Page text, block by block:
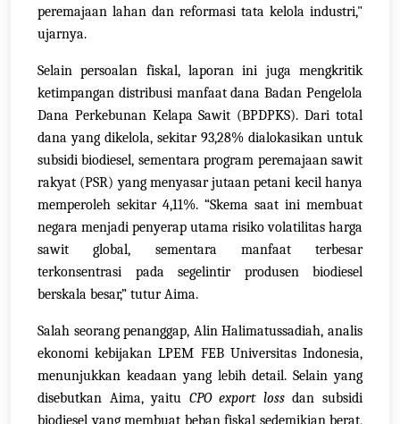
peremajaan lahan dan reformasi tata kelola industri,"
ujarnya.
Selain persoalan fiskal, laporan ini juga mengkritik
ketimpangan distribusi manfaat dana Badan Pengelola
Dana Perkebunan Kelapa Sawit (BPDPKS). Dari total
dana yang dikelola, sekitar 93,28% dialokasikan untuk
subsidi biodiesel, sementara program peremajaan sawit
rakyat (PSR) yang menyasar jutaan petani kecil hanya
memperoleh sekitar 4,11%. “Skema saat ini membuat
negara menjadi penyerap utama risiko volatilitas harga
sawit global, sementara manfaat terbesar
terkonsentrasi pada segelintir produsen biodiesel
berskala besar,” tutur Aima.
Salah seorang penanggap, Alin Halimatussadiah, analis
ekonomi kebijakan LPEM FEB Universitas Indonesia,
menunjukkan keadaan yang lebih detail. Selain yang
disebutkan Aima, yaitu CPO export lossdan subsidi
biodiesel yang membuat beban fiskal sedemikian berat,